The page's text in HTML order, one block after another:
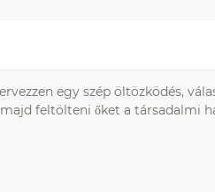
egy szép öltözködés,
feltölteni őket a társadalmi